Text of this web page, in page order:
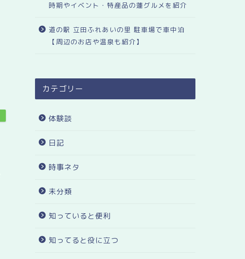
時期やイベント・特産品の蓮グルメを紹介
道の駅 立田ふれあいの里 駐車場で車中泊
【周辺のお店や温泉も紹介】
カテゴリー
体験談
日記
時事ネタ
未分類
知っていると便利
知ってると役に立つ